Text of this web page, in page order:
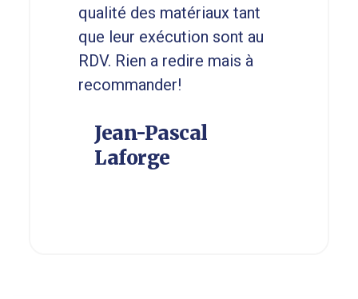
qualité des matériaux tant
que leur exécution sont au
RDV. Rien a redire mais à
recommander!
Jean-Pascal
Laforge